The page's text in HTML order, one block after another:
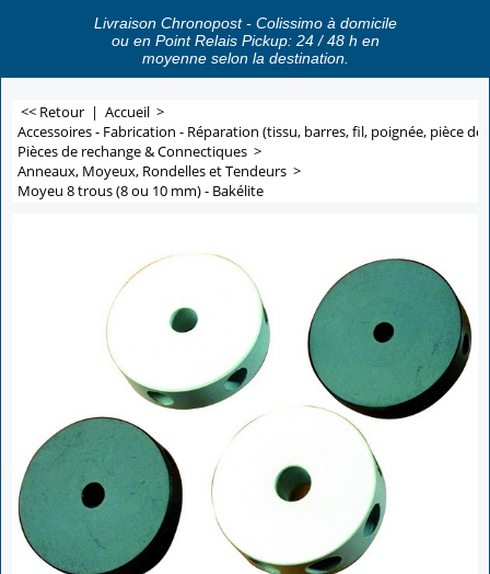
Livraison Chronopost - Colissimo à domicile
ou en Point Relais Pickup: 24 / 48 h en
moyenne selon la destination.
<< Retour | Accueil >
Accessoires - Fabrication - Réparation (tissu, barres, fil, poignée, pièce de
Pièces de rechange & Connectiques >
Anneaux, Moyeux, Rondelles et Tendeurs >
Moyeu 8 trous (8 ou 10 mm) - Bakélite